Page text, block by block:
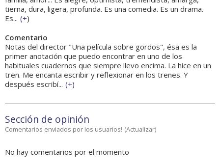
tierna, dura, ligera, profunda. Es una comedia. Es un drama.
Es... (+)
Comentario
Notas del director "Una película sobre gordos", ésa es la
primer anotación que puedo encontrar en uno de los
habituales cuadernos que siempre llevo encima. La hice en un
tren. Me encanta escribir y reflexionar en los trenes. Y
después escribí... (+)
Sección de opinión
Comentarios enviados por los usuarios! (Actualizar)
No hay comentarios por el momento